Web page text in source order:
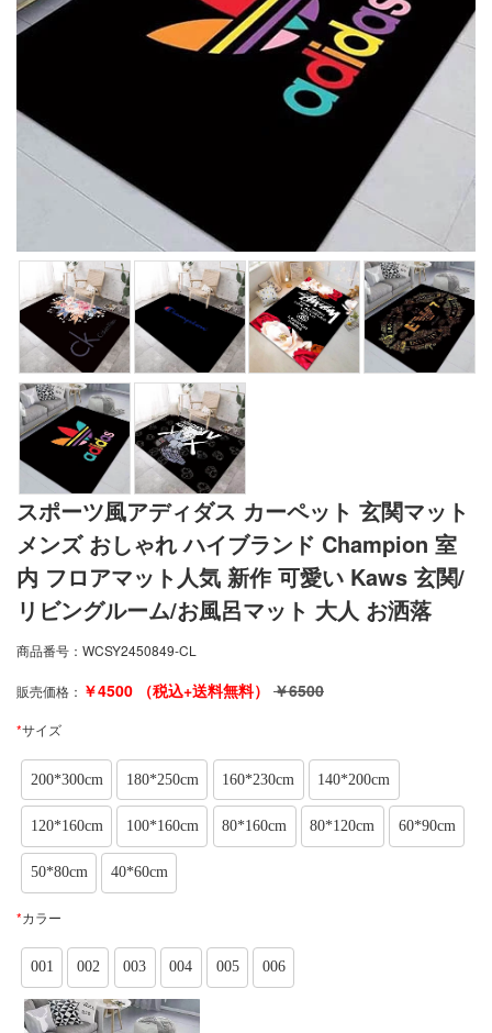
スポーツ風アディダス カーペット 玄関マット
メンズ おしゃれ ハイブランド Champion 室
内 フロアマット人気 新作 可愛い Kaws 玄関/
リビングルーム/お風呂マット 大人 お洒落
商品番号： WCSY2450849-CL
販売価格： ￥4500 （税込+送料無料） ￥6500
*サイズ
200*300cm 180*250cm 160*230cm 140*200cm
120*160cm 100*160cm 80*160cm 80*120cm 60*90cm
50*80cm 40*60cm
*カラー
001 002 003 004 005 006